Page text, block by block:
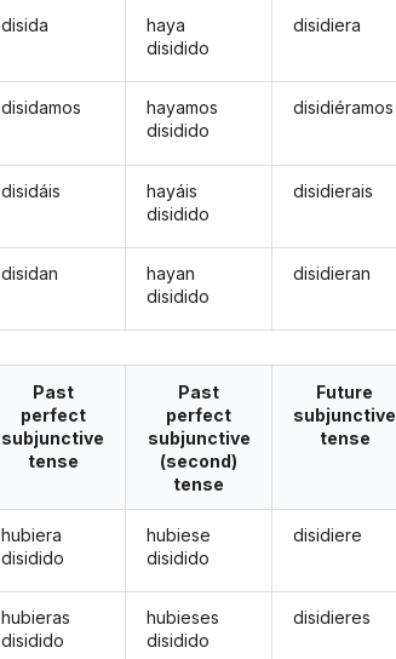
disida
disidamos
disidáis
disidan
haya
disidido
hayamos
disidido
hayáis
disidido
hayan
disidido
disidiera
disidiéramos
disidierais
disidieran
Past
perfect
subjunctive
tense
hubiera
disidido
hubieras
disidido
Past
perfect
subjunctive
(second)
tense
hubiese
disidido
hubieses
disidido
Future
subjunctive
tense
disidiere
disidieres